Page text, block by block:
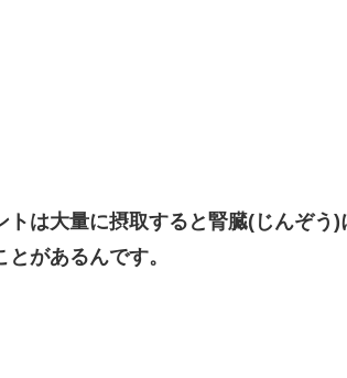
は大量に摂取すると腎臓(じんぞう)
があるんです。